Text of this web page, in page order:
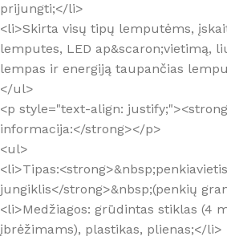
prijungti;</li>
<li>Skirta visų tipų lemputėms,
lemputes, LED ap&scaron;vietimą,
lempas ir energiją taupančias
</ul>
<p style="text-align:
informacija:</strong></p>
<ul>
jungiklis</strong>&nbsp;(penkių
<li>Medžiagos: grūdintas stiklas (4
įbrėžimams), plastikas, plienas;</li>